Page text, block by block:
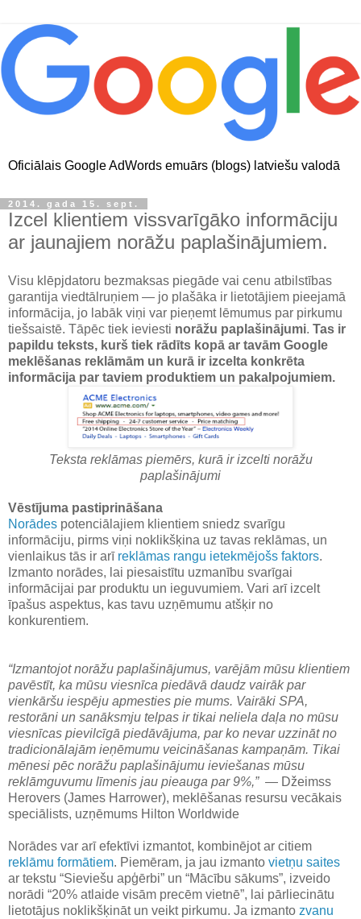
Oficiālais Google AdWords emuārs (blogs) latviešu valodā
2014. gada 15. sept.
Izcel klientiem vissvarīgāko informāciju
ar jaunajiem norāžu paplašinājumiem.
Visu klēpjdatoru bezmaksas piegāde vai cenu atbilstības
garantija viedtālruņiem — jo plašāka ir lietotājiem pieejamā
informācija, jo labāk viņi var pieņemt lēmumus par pirkumu
tiešsaistē. Tāpēc tiek ieviesti norāžu paplašinājumi. Tas ir
papildu teksts, kurš tiek rādīts kopā ar tavām Google
meklēšanas reklāmām un kurā ir izcelta konkrēta
informācija par taviem produktiem un pakalpojumiem.
Teksta reklāmas piemērs, kurā ir izcelti norāžu
paplašinājumi
Vēstījuma pastiprināšana
Norādes potenciālajiem klientiem sniedz svarīgu
informāciju, pirms viņi noklikšķina uz tavas reklāmas, un
vienlaikus tās ir arī reklāmas rangu ietekmējošs faktors.
Izmanto norādes, lai piesaistītu uzmanību svarīgai
informācijai par produktu un ieguvumiem. Vari arī izcelt
īpašus aspektus, kas tavu uzņēmumu atšķir no
konkurentiem.
“Izmantojot norāžu paplašinājumus, varējām mūsu klientiem
pavēstīt, ka mūsu viesnīca piedāvā daudz vairāk par
vienkāršu iespēju apmesties pie mums. Vairāki SPA,
restorāni un sanāksmju telpas ir tikai neliela daļa no mūsu
viesnīcas pievilcīgā piedāvājuma, par ko nevar uzzināt no
tradicionālajām ieņēmumu veicināšanas kampaņām. Tikai
mēnesi pēc norāžu paplašinājumu ieviešanas mūsu
reklāmguvumu līmenis jau pieauga par 9%,”— Džeimss
Herovers (James Harrower), meklēšanas resursu vecākais
speciālists, uzņēmums Hilton Worldwide
Norādes var arī efektīvi izmantot, kombinējot ar citiem
reklāmu formātiem. Piemēram, ja jau izmanto vietņu saites
ar tekstu “Sieviešu apģērbi” un “Mācību sākums”, izveido
norādi “20% atlaide visām precēm vietnē”, lai pārliecinātu
lietotājus noklikšķināt un veikt pirkumu. Ja izmanto zvanu